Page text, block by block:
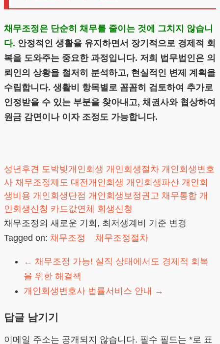
채무조정은 단순히 채무를 줄이는 것에 그치지 않습니
다. 안정적인 생활을 유지하면서 장기적으로 경제적 회
복을 도와주는 중요한 과정입니다. 저희 법무법인은 의
뢰인의 상황을 철저히 분석하고, 현실적인 변제 계획을
수립합니다. 생활비 항목별로 꼼꼼히 검토하여 추가로
인정받을 수 있는 부분을 찾아내고, 채권사와 협상하여
원금 감면이나 이자 조정도 가능합니다.
성년후견 도박빚개인회생 개인회생절차 개인회생변호
사 채무조정제도 대전개인회생 개인회생파산 개인회
생비용 개인회생단점 개인회생보정권고 채무통합 개
인회생신청 카드값연체
회생신청
채무조정의 새로운 기회, 최저생계비 기준 변경
Tagged on: 채무조정 채무조정절차
← 채무조정 가능! 실직 상태에서도 경제적 회복
을 위한 해결책
개인회생변호사 법률서비스 안내 →
답글 남기기
이메일 주소는 공개되지 않습니다. 필수 필드는 *로 표